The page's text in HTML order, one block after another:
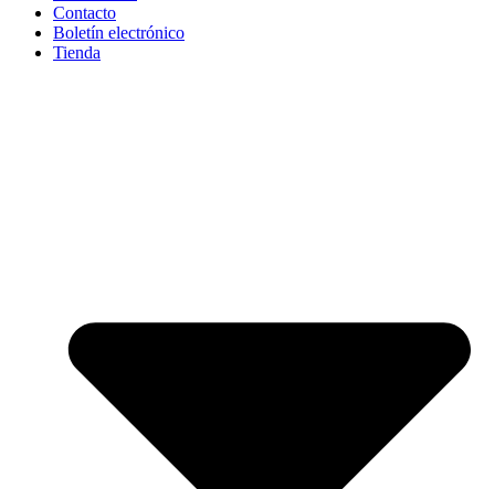
Contacto
Boletín electrónico
Tienda